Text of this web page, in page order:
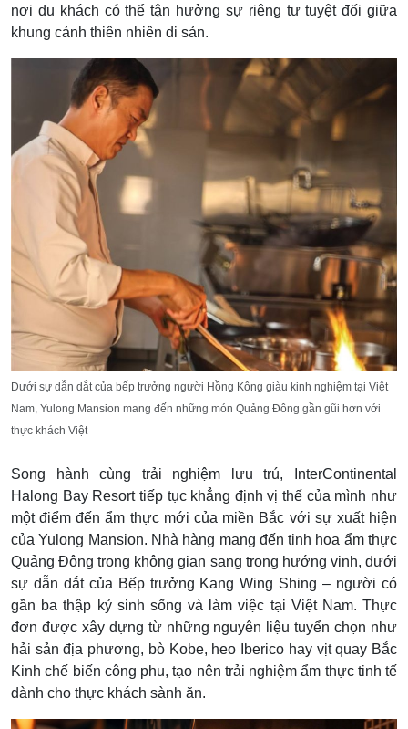
nơi du khách có thể tận hưởng sự riêng tư tuyệt đối giữa
khung cảnh thiên nhiên di sản.
Dưới sự dẫn dắt của bếp trưởng người Hồng Kông giàu kinh nghiệm tại Việt
Nam, Yulong Mansion mang đến những món Quảng Đông gần gũi hơn với
thực khách Việt
Song hành cùng trải nghiệm lưu trú, InterContinental
Halong Bay Resort tiếp tục khẳng định vị thế của mình như
một điểm đến ẩm thực mới của miền Bắc với sự xuất hiện
của Yulong Mansion. Nhà hàng mang đến tinh hoa ẩm thực
Quảng Đông trong không gian sang trọng hướng vịnh, dưới
sự dẫn dắt của Bếp trưởng Kang Wing Shing – người có
gần ba thập kỷ sinh sống và làm việc tại Việt Nam. Thực
đơn được xây dựng từ những nguyên liệu tuyển chọn như
hải sản địa phương, bò Kobe, heo Iberico hay vịt quay Bắc
Kinh chế biến công phu, tạo nên trải nghiệm ẩm thực tinh tế
dành cho thực khách sành ăn.